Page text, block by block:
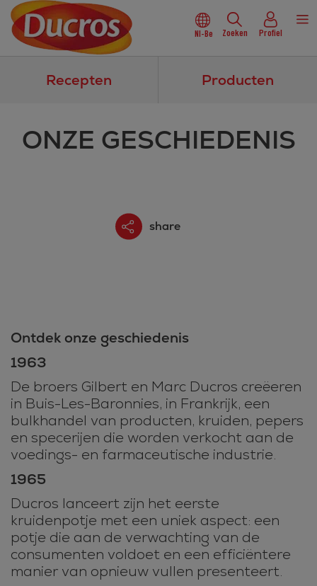
Nl-Be Zoeken Profiel
Recepten Producten
ONZE GESCHIEDENIS
share
Ontdek onze geschiedenis
1963
De broers Gilbert en Marc Ducros creëeren
in Buis-Les-Baronnies, in Frankrijk, een
bulkhandel van producten, kruiden, pepers
en specerijen die worden verkocht aan de
voedings- en farmaceutische industrie.
1965
Ducros lanceert zijn het eerste
kruidenpotje met een uniek aspect: een
potje die aan de verwachting van de
consumenten voldoet en een efficiëntere
manier van opnieuw vullen presenteert.